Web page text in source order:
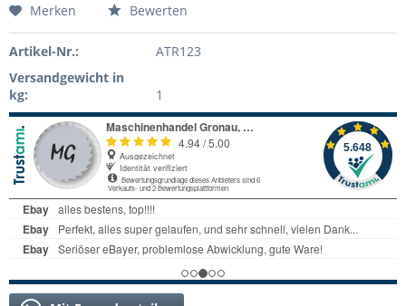
Merken Bewerten
Artikel-Nr.:
ATR123
Versandgewicht in
kg:
1